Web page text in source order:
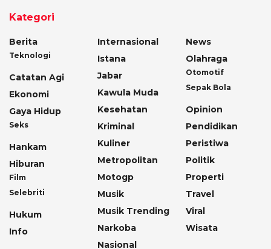
Kategori
Berita
Teknologi
Catatan Agi
Ekonomi
Gaya Hidup
Seks
Hankam
Hiburan
Film
Selebriti
Hukum
Info
Internasional
Istana
Jabar
Kawula Muda
Kesehatan
Kriminal
Kuliner
Metropolitan
Motogp
Musik
Musik Trending
Narkoba
Nasional
News
Olahraga
Otomotif
Sepak Bola
Opinion
Pendidikan
Peristiwa
Politik
Properti
Travel
Viral
Wisata